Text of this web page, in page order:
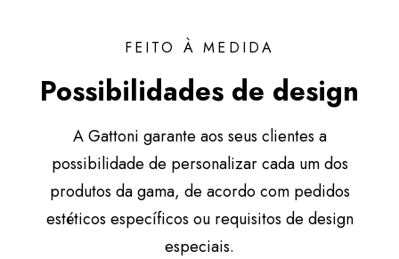
FEITO À MEDIDA
Possibilidades de design
A Gattoni garante aos seus clientes a
possibilidade de personalizar cada um dos
produtos da gama, de acordo com pedidos
estéticos específicos ou requisitos de design
especiais.